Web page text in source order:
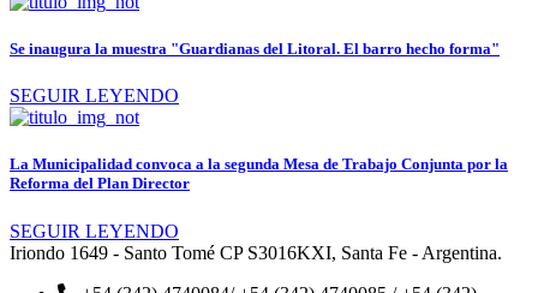
Se inaugura la muestra "Guardianas del Litoral. El barro hecho forma"
SEGUIR LEYENDO
La Municipalidad convoca a la segunda Mesa de Trabajo Conjunta por la
Reforma del Plan Director
SEGUIR LEYENDO
Iriondo 1649 - Santo Tomé CP S3016KXI, Santa Fe - Argentina.